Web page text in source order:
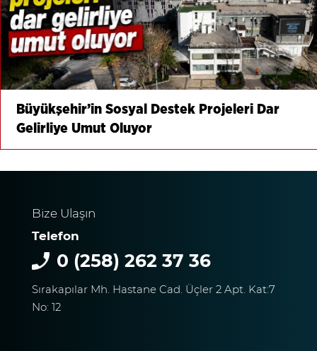
Büyükşehir’in Sosyal Destek Projeleri Dar
Gelirliye Umut Oluyor
Bize Ulaşın
Telefon
0 (258) 262 37 36
Sırakapılar Mh. Hastane Cad. Üçler 2 Apt. Kat:7
No: 12